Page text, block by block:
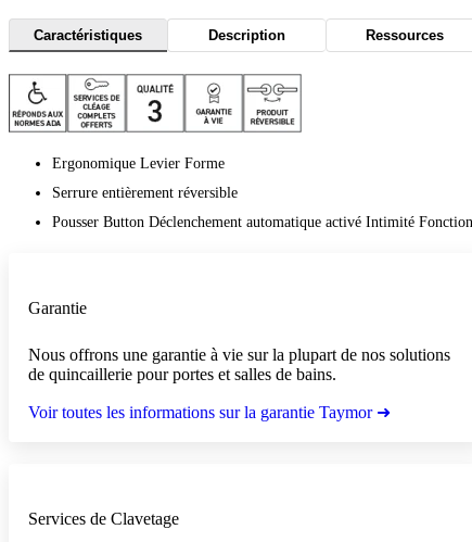
Caractéristiques Description Ressources
Ergonomique Levier Forme
Serrure entièrement réversible
Pousser Button Déclenchement automatique activé Intimité Fonction
Garantie
Nous offrons une garantie à vie sur la plupart de nos solutions
de quincaillerie pour portes et salles de bains.
Voir toutes les informations sur la garantie Taymor ➜
Services de Clavetage